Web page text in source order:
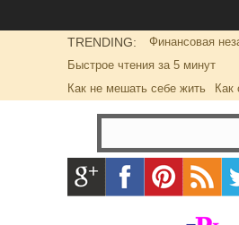
TRENDING:
Финансовая
Быстрое чтения за 5 минут
Как не мешать себе жить
Как